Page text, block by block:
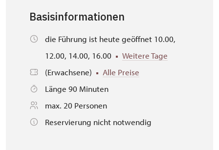
Basisinformationen
die Führung ist heute geöffnet 10.00,
12.00, 14.00, 16.00
Weitere Tage
(Erwachsene)
Alle Preise
Länge 90 Minuten
max. 20 Personen
Reservierung nicht notwendig